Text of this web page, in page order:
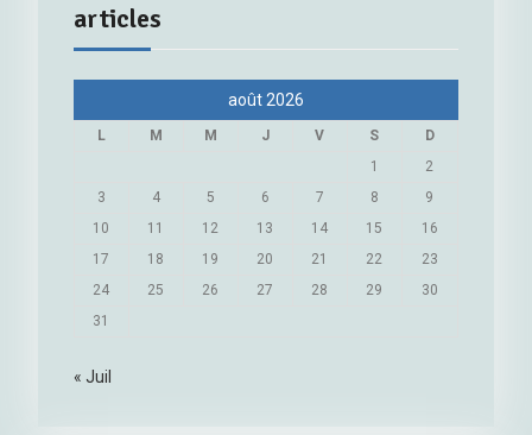
articles
août 2026
L M M J V S
D
1
2
3
4 5 6 7 8
9
10
11 12 13 14 15
16
17
18 19 20 21 22
23
24
25 26 27 28 29
30
31
« Juil